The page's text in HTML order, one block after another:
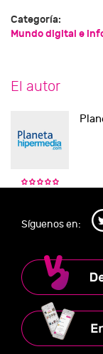
Categoría:
Mundo digital e
El autor
Síguenos en: